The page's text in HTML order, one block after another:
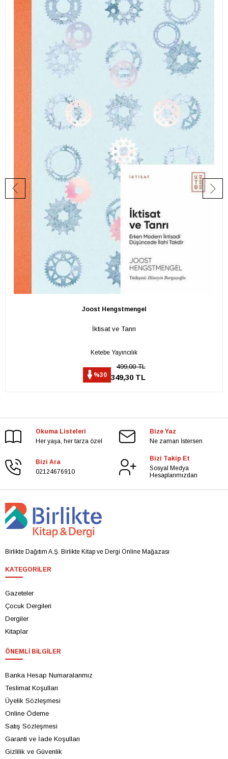
Joost Hengstmengel
İktisat ve Tanrı
Ketebe Yayıncılık
%30
499,00 TL
349,30 TL
Okuma Listeleri
Her yaşa, her tarza özel
Bize Yaz
Ne zaman İstersen
Bizi Ara
02124676910
Bizi Takip Et
Sosyal Medya
Hesaplarımızdan
Birlikte Dağıtım A.Ş. Birlikte Kitap ve Dergi Online Mağazası
KATEGORILER
Gazeteler
Çocuk Dergileri
Dergiler
Kitaplar
ÖNEMLI BILGILER
Banka Hesap Numaralarımız
Teslimat Koşulları
Üyelik Sözleşmesi
Online Ödeme
Satış Sözleşmesi
Garanti ve İade Koşulları
Gizlilik ve Güvenlik